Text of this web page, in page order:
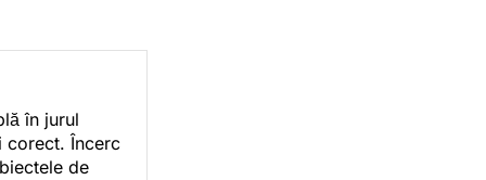
în jurul
corect. Încerc
de